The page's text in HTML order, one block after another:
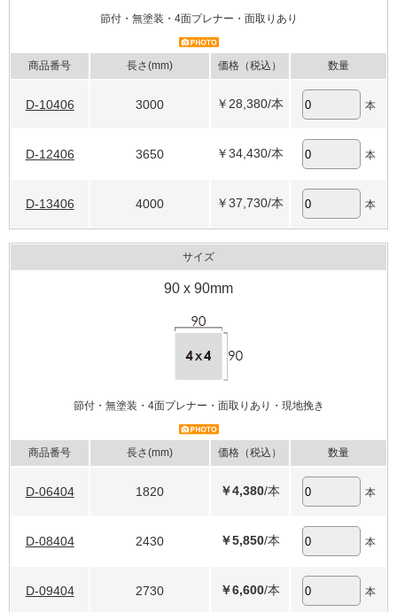
節付・無塗装・4面プレナー・面取りあり
商品番号 長さ(mm) 価格（税込） 数量
D-10406 3000 ￥28,380/本 本
D-12406 3650 ￥34,430/本 本
D-13406 4000 ￥37,730/本 本
サイズ
90 x 90mm
節付・無塗装・4面プレナー・面取りあり・現地挽き
商品番号 長さ(mm) 価格（税込） 数量
D-06404 1820 ￥4,380/本 本
D-08404 2430 ￥5,850/本 本
D-09404 2730 ￥6,600/本 本